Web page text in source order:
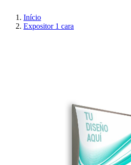
Início
Expositor 1 cara